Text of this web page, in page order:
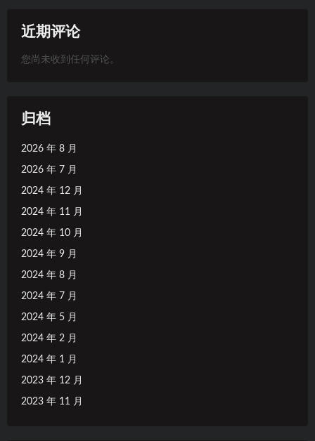
近期评论
您尚未收到任何评论。
归档
2026 年 8 月
2026 年 7 月
2024 年 12 月
2024 年 11 月
2024 年 10 月
2024 年 9 月
2024 年 8 月
2024 年 7 月
2024 年 5 月
2024 年 2 月
2024 年 1 月
2023 年 12 月
2023 年 11 月